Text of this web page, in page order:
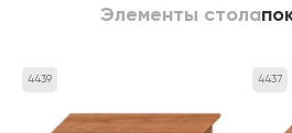
Элементы стола
4439 4437